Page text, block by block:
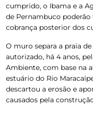
cumprido, o Ibama e a
de Pernambuco
cobrança posterior dos
O muro separa a praia
autorizado, há 4 anos,
Ambiente, com base na
estuário do Rio
descartou a erosão e
causados pela